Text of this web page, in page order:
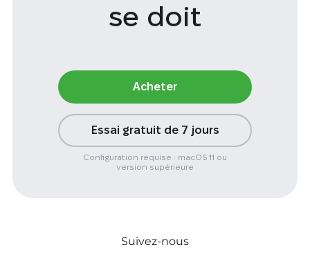
se doit
Acheter
Essai gratuit de 7 jours
Configuration requise : macOS 11 ou
version supérieure
Suivez-nous